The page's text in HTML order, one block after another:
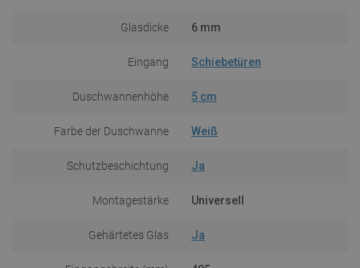
Glasdicke 6 mm
Eingang Schiebetüren
Duschwannenhöhe 5 cm
Farbe der Duschwanne Weiß
Schutzbeschichtung Ja
Montagestärke Universell
Gehärtetes Glas Ja